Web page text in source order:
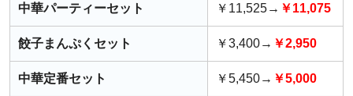
中華パーティーセット ￥11,525→ ￥11,075
餃子まんぷくセット ￥3,400→ ￥2,950
中華定番セット ￥5,450→ ￥5,000